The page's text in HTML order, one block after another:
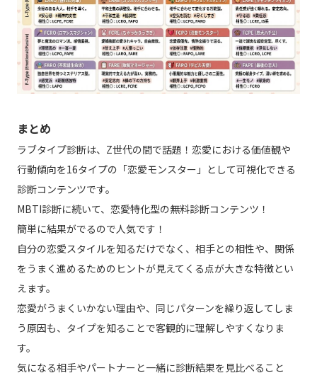
まとめ
ラブタイプ診断は、Z世代の間で話題！恋愛における価値観や
行動傾向を16タイプの「恋愛モンスター」として可視化できる
診断コンテンツです。
MBTI診断に続いて、恋愛特化型の無料診断コンテンツ！
簡単に結果がでるので人気です！
自分の恋愛スタイルを知るだけでなく、相手との相性や、関係
をうまく進めるためのヒントが見えてくる点が大きな特徴とい
えます。
恋愛がうまくいかない理由や、同じパターンを繰り返してしま
う原因も、タイプを知ることで客観的に理解しやすくなりま
す。
気になる相手やパートナーと一緒に診断結果を見比べること